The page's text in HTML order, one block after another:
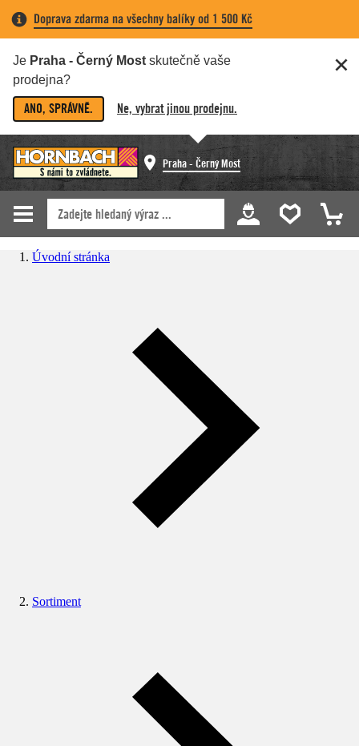
Doprava zdarma na všechny balíky od 1 500 Kč
Je Praha - Černý Most skutečně vaše
prodejna?
ANO, SPRÁVNĚ. Ne, vybrat jinou prodejnu.
Praha - Černý Most
Úvodní stránka
Sortiment